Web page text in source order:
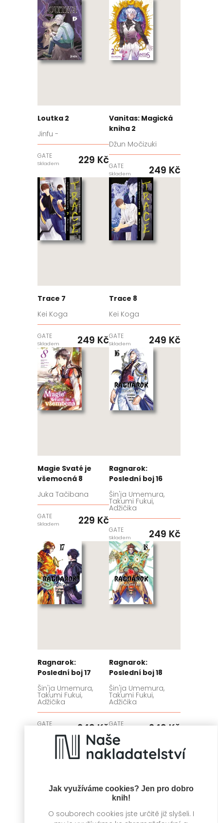
Jak využíváme cookies? Jen pro dobro
knih!
O souborech cookies jste určitě již slyšeli. I
Loutka 2
Jinfu -
GATE
Skladem 229 Kč
Vanitas: Magická
kniha 2
Džun Močizuki
GATE
Skladem 249 Kč
Trace 7
Kei Koga
GATE
Skladem 249 Kč
Trace 8
Kei Koga
GATE
Skladem 249 Kč
Magie Svaté je
všemocná 8
Juka Tačibana
GATE
Skladem 229 Kč
Ragnarok:
Poslední boj 16
Šin'ja Umemura,
Takumi Fukui,
Adžičika
GATE
Skladem 249 Kč
Ragnarok:
Poslední boj 17
Šin'ja Umemura,
Takumi Fukui,
Adžičika
GATE 249 Kč
Ragnarok:
Poslední boj 18
Šin'ja Umemura,
Takumi Fukui,
Adžičika
GATE 249 Kč